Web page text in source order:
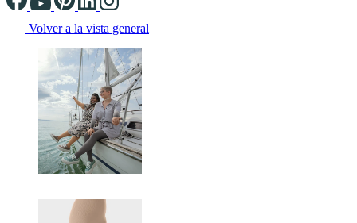
Volver a la vista general